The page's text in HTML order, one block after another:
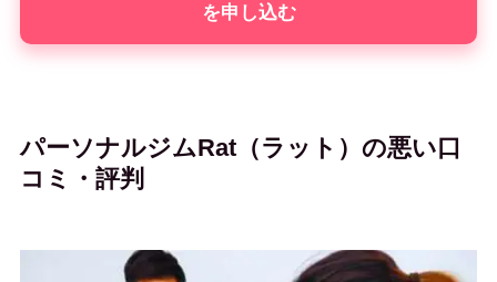
を申し込む
パーソナルジムRat（ラット）の悪い口
コミ・評判